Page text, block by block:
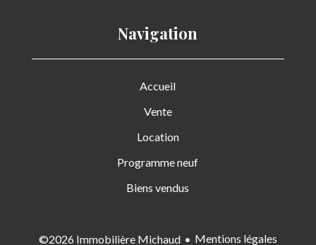
Navigation
Accueil
Vente
Location
Programme neuf
Biens vendus
©2026 Immobilière Michaud Mentions légales